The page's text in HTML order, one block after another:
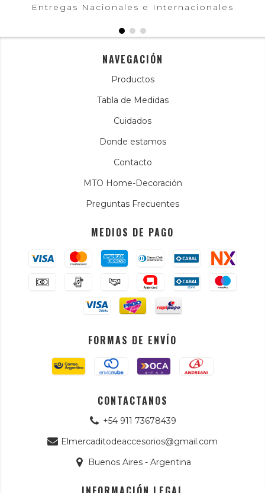
Entregas Nacionales e Internacionales
NAVEGACIÓN
Productos
Tabla de Medidas
Cuidados
Donde estamos
Contacto
MTO Home-Decoración
Preguntas Frecuentes
MEDIOS DE PAGO
FORMAS DE ENVÍO
CONTACTANOS
+54 911 73678439
Elmercaditodeaccesorios@gmail.com
Buenos Aires - Argentina